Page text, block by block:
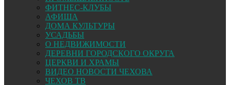
ФИТНЕС-КЛУБЫ
АФИША
ДОМА КУЛЬТУРЫ
УСАДЬБЫ
О НЕДВИЖИМОСТИ
ДЕРЕВНИ ГОРОДСКОГО ОКРУГА
ЦЕРКВИ И ХРАМЫ
ВИДЕО НОВОСТИ ЧЕХОВА
ЧЕХОВ ТВ